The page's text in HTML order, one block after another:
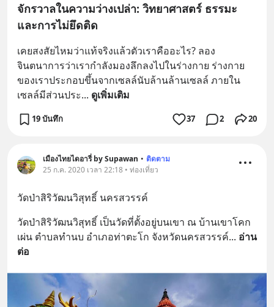
จักรวาลในความว่างเปล่า: วิทยาศาสตร์ ธรรมะ
และการไม่ยึดติด
เคยสงสัยไหมว่าแท้จริงแล้วตัวเราคืออะไร? ลอง
จินตนาการว่าเรากำลังมองลึกลงไปในร่างกาย ร่างกาย
ของเราประกอบขึ้นจากเซลล์นับล้านล้านเซลล์ ภายใน
เซลล์มีส่วนประ... ดูเพิ่มเติม
19 บันทึก 37 2 20
เมืองไทยไดอารี่ by Supawan • ติดตาม
25 ก.ค. 2020 เวลา 22:18 • ท่องเที่ยว
วัดป่าสิริวัฒนวิสุทธิ์ นครสวรรค์
วัดป่าสิริวัฒนวิสุทธิ์ เป็นวัดที่ตั้งอยู่บนเขา ณ บ้านเขาโคก
เผ่น ตำบลทำนบ อำเภอท่าตะโก จังหวัดนครสวรรค์... อ่าน
ต่อ